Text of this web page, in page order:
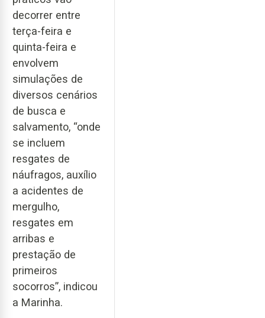
decorrer entre
terça-feira e
quinta-feira e
envolvem
simulações de
diversos cenários
de busca e
salvamento, “onde
se incluem
resgates de
náufragos, auxílio
a acidentes de
mergulho,
resgates em
arribas e
prestação de
primeiros
socorros”, indicou
a Marinha.